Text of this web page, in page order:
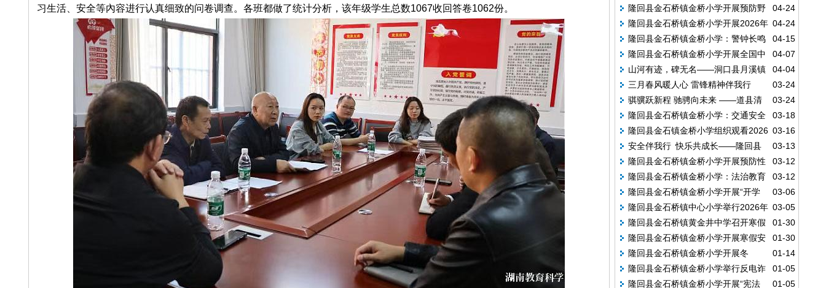
习生活、安全等內容进行认真细致的问卷调查。各班都做了统计分析，该年级学生总数1067收回答卷1062份。
年“五一”劳动节假期前安全教育活动
04-24
隆回县金石桥镇金桥小学开展预防野
生蘑菇中毒安全教育主题班会
04-24
隆回县金石桥镇金桥小学开展2026年
学生资助政策宣传主题班会活动
04-15
隆回县金石桥镇金桥小学：警钟长鸣
防溺水 守护平安伴成长
04-07
隆回县金石桥镇金桥小学开展全国中
小学生安全教育周主题班会
04-04
山河有迹，碑无名——洞口县月溪镇
中心学校举行清明祭英烈活动
03-24
三月春风暖人心 雷锋精神伴我行
03-24
骐骥跃新程 驰骋向未来 ——道县清
塘镇中心小学举行2026年春季开学典礼03-18
隆回县金石桥镇金桥小学：交通安全
记心间 平安护航伴成长
03-16
隆回县金石镇金桥小学组织观看2026
年春季全国中小学消防安全公开课
03-13
安全伴我行 快乐共成长——隆回县
金石桥镇金桥小学开展 2026 年春季“开学
第一课”安全教育主题活动
03-12
隆回县金石桥镇金桥小学开展预防性
侵害主题活动
03-12
隆回县金石桥镇金桥小学：法治教育
进校园 携手共护助成长
03-06
隆回县金石桥镇金桥小学开展“开学
第一课”安全教育主题活动
03-05
隆回县金石桥镇中心小学举行2026年
春季开学典礼暨安全教育会
01-30
隆回县金石桥镇黄金井中学召开寒假
安全教育大会
01-30
隆回县金石桥镇金桥小学开展寒假安
全教育主题班会活动
01-14
隆回县金石桥镇金桥小学开展冬
季“预防传染病”主题班会活动
01-05
隆回县金石桥镇金桥小学举行反电诈
手抄报比赛
01-05
隆回县金石桥镇金桥小学开展“宪法